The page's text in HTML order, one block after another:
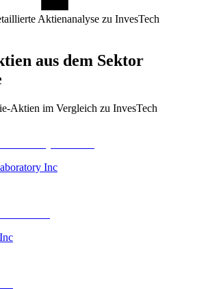
Aktienanalyse zu InvesTech
aus dem Sektor
-Aktien im Vergleich zu InvesTech
Inc